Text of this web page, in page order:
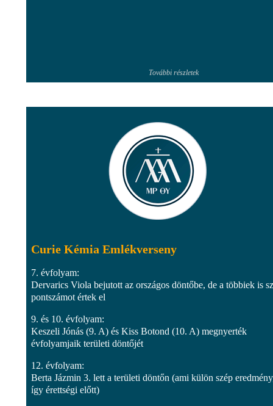
További részletek
Curie Kémia Emlékverseny
7. évfolyam:
Dervarics Viola bejutott az országos döntőbe, de a többiek is
pontszámot értek el
9. és 10. évfolyam:
Keszeli Jónás (9. A) és Kiss Botond (10. A) megnyerték
évfolyamjaik területi döntőjét
12. évfolyam:
Berta Jázmin 3. lett a területi döntőn (ami külön szép
így érettségi előtt)